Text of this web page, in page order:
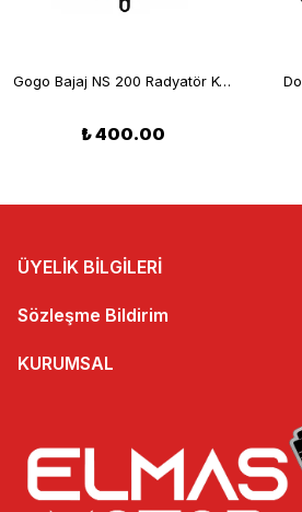
Gogo Bajaj NS 200 Radyatör Koruma
₺ 400.00
ÜYELİK BİLGİLERİ
Sözleşme Bildirim
KURUMSAL